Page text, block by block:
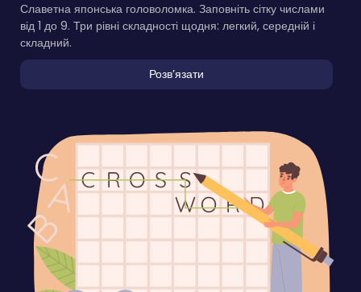
Славетна японська головоломка. Заповніть сітку числами
від 1 до 9. Три рівні складності щодня: легкий, середній і
складний.
Розвʼязати